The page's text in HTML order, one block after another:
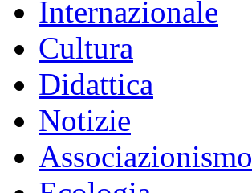
Internazionale
Cultura
Didattica
Notizie
Associazionismo